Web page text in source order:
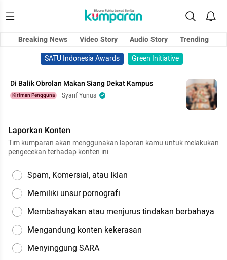
Breaking News Video Story Audio Story
Trending
SATU Indonesia Awards
Green Initiative
Di Balik Obrolan Makan Siang Dekat Kampus
Kiriman Pengguna Syarif Yunus
Laporkan Konten
Tim kumparan akan menggunakan laporan kamu untuk melakukan
pengecekan terhadap konten ini.
Spam, Komersial, atau Iklan
Memiliki unsur pornografi
Membahayakan atau menjurus tindakan berbahaya
Mengandung konten kekerasan
Menyinggung SARA